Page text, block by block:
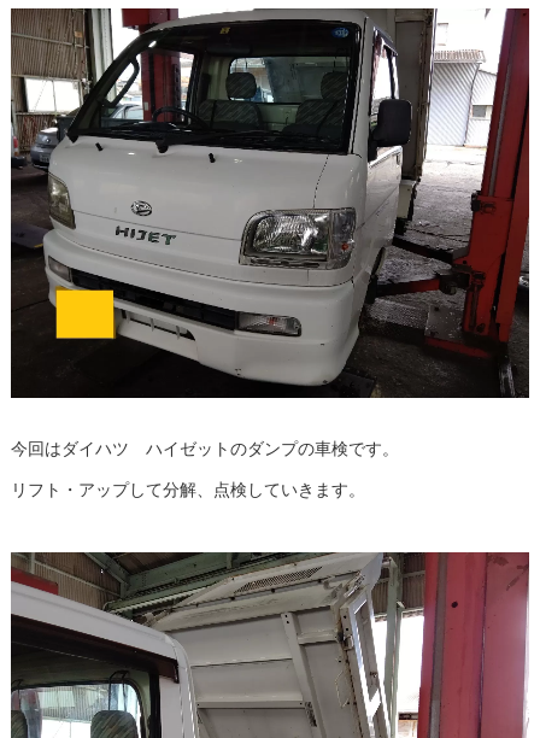
今回はダイハツ ハイゼットのダンプの車検です。
リフト・アップして分解、点検していきます。